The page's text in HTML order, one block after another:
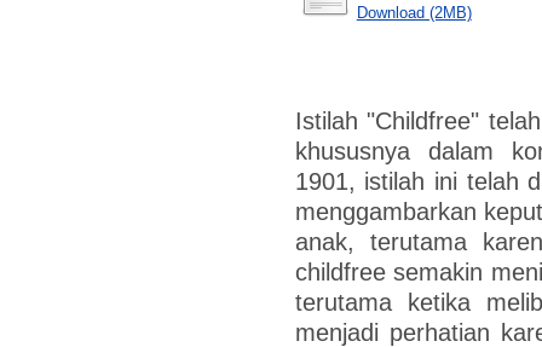
Download (2MB)
Istilah "Childfree"
khususnya dalam
1901, istilah ini telah
menggambarkan
anak, terutama
childfree semakin
terutama ketika
menjadi perhatian